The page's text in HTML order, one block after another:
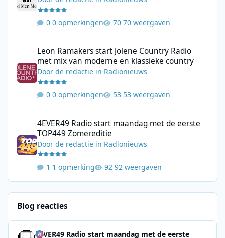
0 opmerkingen 70 weergaven
Leon Ramakers start Jolene Country Radio
met mix van moderne en klassieke country
Doorde redactie in Radionieuws
0 opmerkingen 53 weergaven
4EVER49 Radio start maandag met de eerste
TOP449 Zomereditie
Doorde redactie in Radionieuws
1 opmerking 92 weergaven
Blog reacties
4EVER49 Radio start maandag met de eerste